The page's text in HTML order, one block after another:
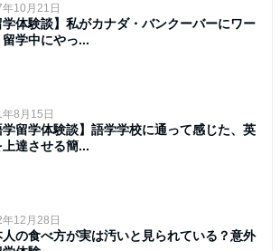
10月21日
学体験談】私がカナダ・バンクーバーにワー
学中にやっ...
8月15日
学留学体験談】語学学校に通って感じた、英
達させる簡...
12月28日
人の食べ方が実は汚いと見られている？意外